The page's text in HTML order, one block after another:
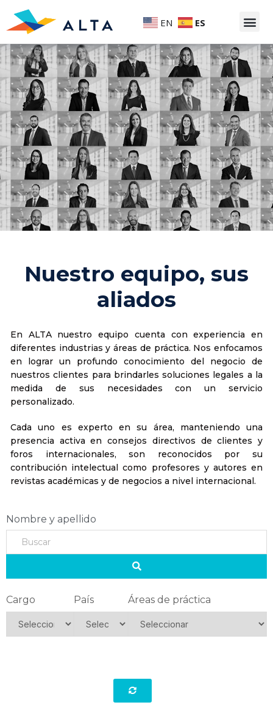
EN ES
Nuestro equipo, sus
aliados
En ALTA nuestro equipo cuenta con experiencia en
diferentes industrias y áreas de práctica. Nos enfocamos
en lograr un profundo conocimiento del negocio de
nuestros clientes para brindarles soluciones legales a la
medida de sus necesidades con un servicio
personalizado.
Cada uno es experto en su área, manteniendo una
presencia activa en consejos directivos de clientes y
foros internacionales, son reconocidos por su
contribución intelectual como profesores y autores en
revistas académicas y de negocios a nivel internacional.
Nombre y apellido
Cargo País Áreas de práctica